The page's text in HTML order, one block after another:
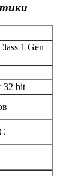
1 Gen
32 bit